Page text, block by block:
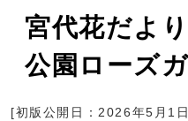
宮代花だよ
公園ローズ
[初版公開日：2026年5月1日